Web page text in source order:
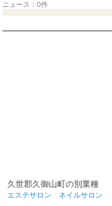
ニュース：0件
久世郡久御山町の別業種
エステサロン ネイルサロン